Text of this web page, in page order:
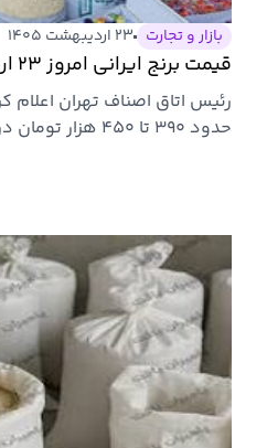
بازار و تجارت ۲۳ اردیبهشت ۱۴۰۵
قیمت برنج ایرانی امروز ۲۳ اردیبهشت ۱۴۰۵
رئیس اتاق اصناف تهران اعلام
حدود ۳۹۰ تا ۴۵۰ هزار تومان در بازار عرضه می‌شود.